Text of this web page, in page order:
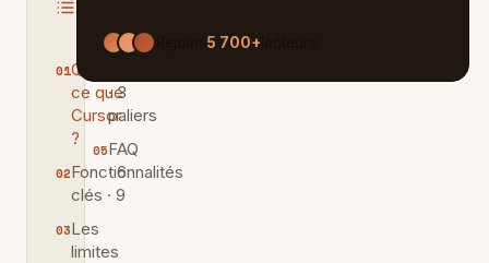
Qu'est-
ce que
Cursor
?
Fonctionnalités
clés · 9
Les
limites
· 3
paliers
FAQ
· 6
5 700+